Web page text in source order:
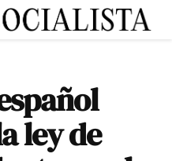
ley de